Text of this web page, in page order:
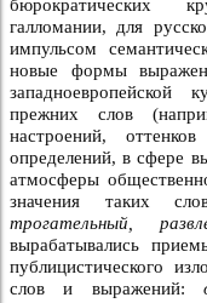
бюрократических
галломании, для
импульсом
новые формы
западноевропейской
прежних слов
настроений,
определений, в сфере
атмосферы
значения таких
трогательный,
вырабатывались
публицистического
слов и выражений: